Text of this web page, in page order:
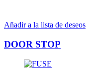
Añadir a la lista de deseos
DOOR STOP